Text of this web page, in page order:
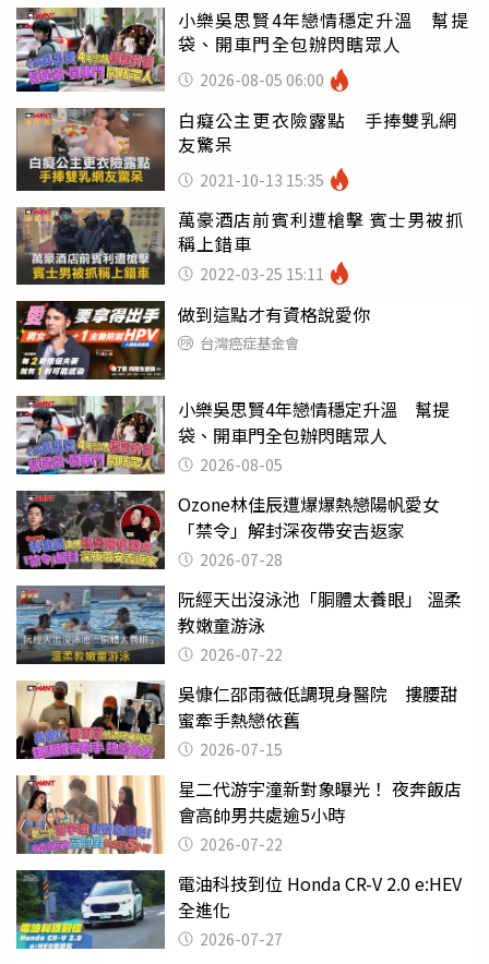
小樂吳思賢4年戀情穩定升溫 幫提
袋、開車門全包辦閃瞎眾人
2026-08-05 06:00
白癡公主更衣險露點 手捧雙乳網
友驚呆
2021-10-13 15:35
萬豪酒店前賓利遭槍擊 賓士男被抓
稱上錯車
2022-03-25 15:11
做到這點才有資格說愛你
台灣癌症基金會
小樂吳思賢4年戀情穩定升溫 幫提
袋、開車門全包辦閃瞎眾人
2026-08-05
Ozone林佳辰遭爆爆熱戀陽帆愛女
「禁令」解封深夜帶安吉返家
2026-07-28
阮經天出沒泳池「胴體太養眼」 溫柔
教嫩童游泳
2026-07-22
吳慷仁邵雨薇低調現身醫院 摟腰甜
蜜牽手熱戀依舊
2026-07-15
星二代游宇潼新對象曝光！ 夜奔飯店
會高帥男共處逾5小時
2026-07-22
電油科技到位 Honda CR-V 2.0 e:HEV
全進化
2026-07-27